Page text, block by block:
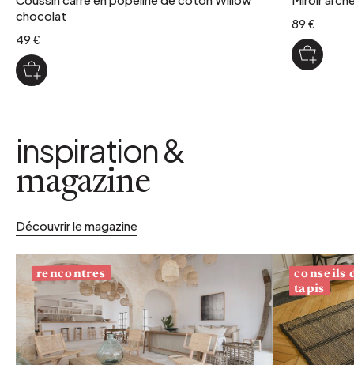
chocolat
49 €
89 €
inspiration &
magazine
Découvrir le magazine
rencontres conseils
tapis